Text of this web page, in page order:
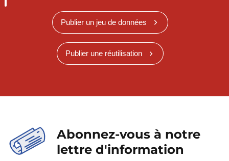
Publier un jeu de données
Publier une réutilisation
Abonnez-vous à notre
lettre d'information